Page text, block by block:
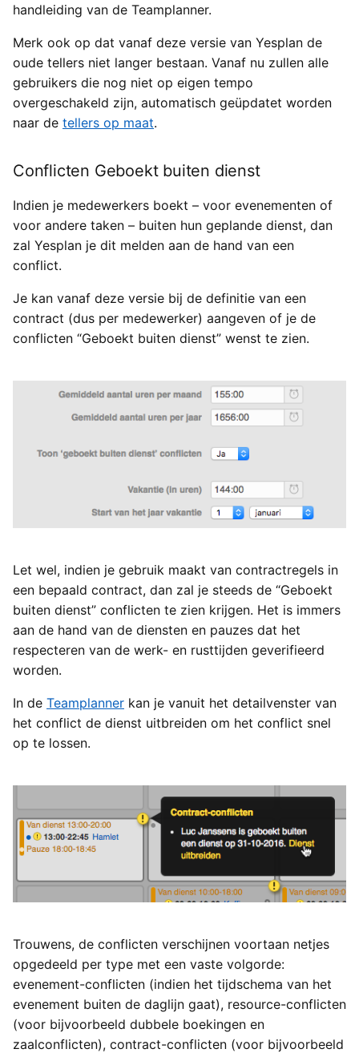
handleiding van de Teamplanner.
Merk ook op dat vanaf deze versie van Yesplan de
oude tellers niet langer bestaan. Vanaf nu zullen alle
gebruikers die nog niet op eigen tempo
overgeschakeld zijn, automatisch geüpdatet worden
naar de tellers op maat.
Conflicten Geboekt buiten dienst
Indien je medewerkers boekt – voor evenementen of
voor andere taken – buiten hun geplande dienst, dan
zal Yesplan je dit melden aan de hand van een
conflict.
Je kan vanaf deze versie bij de definitie van een
contract (dus per medewerker) aangeven of je de
conflicten “Geboekt buiten dienst” wenst te zien.
Let wel, indien je gebruik maakt van contractregels in
een bepaald contract, dan zal je steeds de “Geboekt
buiten dienst” conflicten te zien krijgen. Het is immers
aan de hand van de diensten en pauzes dat het
respecteren van de werk- en rusttijden geverifieerd
worden.
In de Teamplanner kan je vanuit het detailvenster van
het conflict de dienst uitbreiden om het conflict snel
op te lossen.
Trouwens, de conflicten verschijnen voortaan netjes
opgedeeld per type met een vaste volgorde:
evenement-conflicten (indien het tijdschema van het
evenement buiten de daglijn gaat), resource-conflicten
(voor bijvoorbeeld dubbele boekingen en
zaalconflicten), contract-conflicten (voor bijvoorbeeld